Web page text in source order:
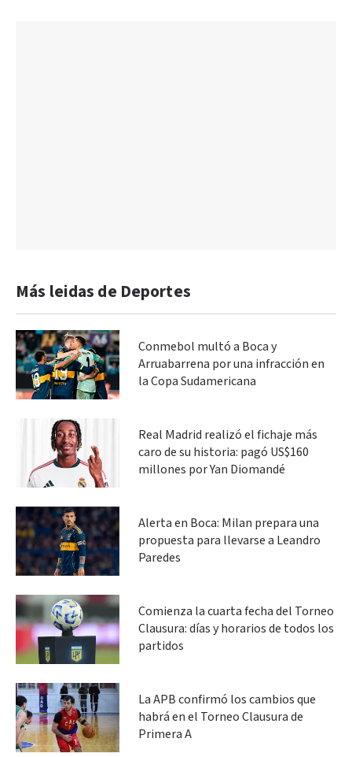
Más leidas de Deportes
Conmebol multó a Boca y
Arruabarrena por una infracción en
la Copa Sudamericana
Real Madrid realizó el fichaje más
caro de su historia: pagó US$160
millones por Yan Diomandé
Alerta en Boca: Milan prepara una
propuesta para llevarse a Leandro
Paredes
Comienza la cuarta fecha del Torneo
Clausura: días y horarios de todos los
partidos
La APB confirmó los cambios que
habrá en el Torneo Clausura de
Primera A